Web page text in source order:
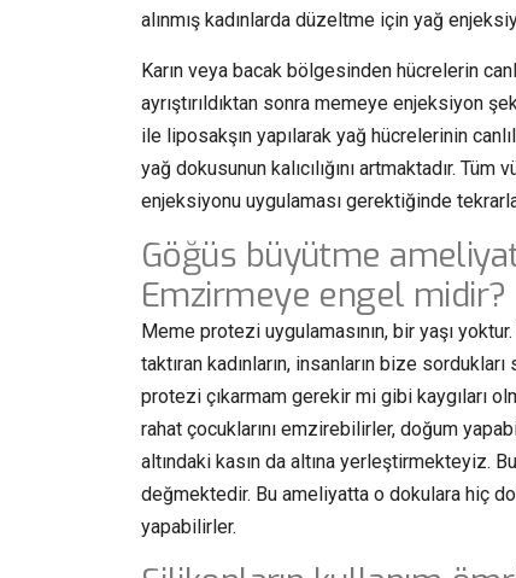
alınmış kadınlarda düzeltme için yağ
Karın veya bacak bölgesinden hücrelerin
ayrıştırıldıktan sonra memeye enjeksiyon
ile liposakşın yapılarak yağ hücrelerinin
yağ dokusunun kalıcılığını artmaktadır.
enjeksiyonu uygulaması gerektiğinde
Göğüs büyütme
Emzirmeye engel midir?
Meme protezi uygulamasının, bir yaşı
taktıran kadınların, insanların bize
protezi çıkarmam gerekir mi gibi kaygıları
rahat çocuklarını emzirebilirler, doğum
altındaki kasın da altına yerleştirmekteyiz.
değmektedir. Bu ameliyatta o dokulara hiç
yapabilirler.